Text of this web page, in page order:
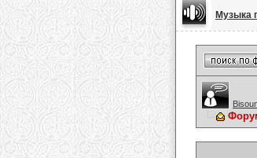
Музыка